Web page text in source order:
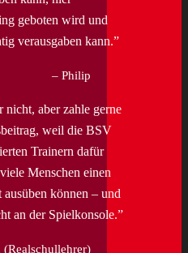
geboten wird und
verausgaben kann.
Philip
aber zahle gerne
weil die BSV
Trainern dafür
Menschen einen
ausüben können – und
an der Spielkonsole.
(Realschullehrer)